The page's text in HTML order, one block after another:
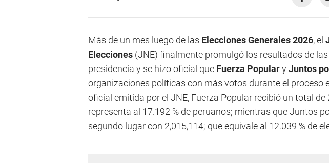
Más de un mes luego de las Elecciones Generales 2026, el
Elecciones (JNE) finalmente promulgó los resultados de
presidencia y se hizo oficial que Fuerza PopularyJuntos
organizaciones políticas con más votos durante el proceso
oficial emitida por el JNE, Fuerza Popular recibió un total de
representa al 17.192 % de peruanos; mientras que Juntos
segundo lugar con 2,015,114; que equivale al 12.039 % de